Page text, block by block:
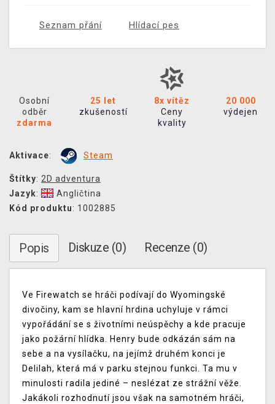
Seznam přání Hlídací pes
Osobní
odběr
zdarma
25 let
zkušeností
8x vítěz
Ceny
kvality
20 000
výdejen
Aktivace: Steam
Štítky: 2D adventura
Jazyk:
Angličtina
Kód produktu: 1002885
Popis Diskuze (0) Recenze (0)
Ve Firewatch se hráči podívají do Wyomingské
divočiny, kam se hlavní hrdina uchyluje v rámci
vypořádání se s životními neúspěchy a kde pracuje
jako požární hlídka. Henry bude odkázán sám na
sebe a na vysílačku, na jejímž druhém konci je
Delilah, která má v parku stejnou funkci. Ta mu v
minulosti radila jediné – neslézat ze strážní věže.
Jakákoli rozhodnutí jsou však na samotném hráči,